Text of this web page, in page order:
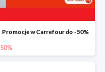
Promocje w Carrefour do -50%
50%